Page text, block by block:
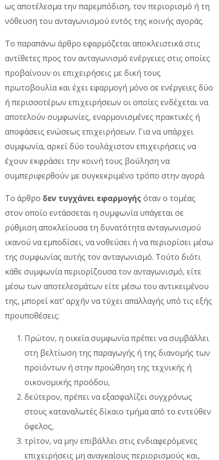
ως αποτέλεσμα την παρεμπόδιση, τον περιορισμό ή τη
νόθευση του ανταγωνισμού εντός της κοινής αγοράς.
Το παραπάνω άρθρο εφαρμόζεται αποκλειστικά στις
αντίθετες προς τον ανταγωνισμό ενέργειες στις οποίες
προβαίνουν οι επιχειρήσεις με δική τους
πρωτοβουλία και έχει εφαρμογή μόνο σε ενέργειες δύο
ή περισσοτέρων επιχειρήσεων οι οποίες ενδέχεται να
αποτελούν συμφωνίες, εναρμονισμένες πρακτικές ή
αποφάσεις ενώσεως επιχειρήσεων. Για να υπάρχει
συμφωνία, αρκεί δύο τουλάχιστον επιχειρήσεις να
έχουν εκφράσει την κοινή τους βούληση να
συμπεριφερθούν με συγκεκριμένο τρόπο στην αγορά.
Το άρθρο δεν τυγχάνει εφαρμογής όταν ο τομέας
στον οποίο εντάσσεται η συμφωνία υπάγεται σε
ρύθμιση αποκλείουσα τη δυνατότητα ανταγωνισμού
ικανού να εμποδίσει, να νοθεύσει ή να περιορίσει μέσω
της συμφωνίας αυτής τον ανταγωνισμό. Τούτο διότι
κάθε συμφωνία περιορίζουσα τον ανταγωνισμό, είτε
μέσω των αποτελεσμάτων είτε μέσω του αντικειμένου
της, μπορεί κατ’ αρχήν να τύχει απαλλαγής υπό τις εξής
προυποθέσεις:
Πρώτον, η οικεία συμφωνία πρέπει να συμβάλλει
στη βελτίωση της παραγωγής ή της διανομής των
προϊόντων ή στην προώθηση της τεχνικής ή
οικονομικής προόδου,
δεύτερον, πρέπει να εξασφαλίζει συγχρόνως
στους καταναλωτές δίκαιο τμήμα από το εντεύθεν
όφελος,
τρίτον, να μην επιβάλλει στις ενδιαφερόμενες
επιχειρήσεις μη αναγκαίους περιορισμούς και,